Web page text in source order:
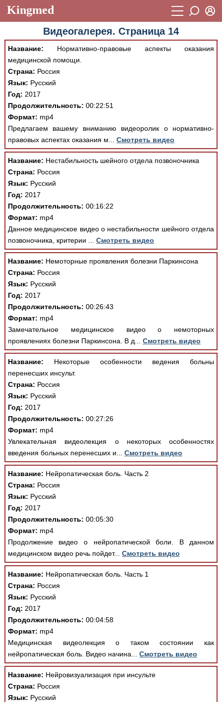
Kingmed
Учебный материал
Видеогалерея 899
Фотогалерея
Истории болезней
Лекции и презентации
Аккредитационные тесты (6)
Методические рекомендации 1050
Научно-популярное
Статьи
Новости (244)
Медицинская стандартизация
Нормативы экстренной и неотложной помощи
Нормы лабораторных и инструментальных
исследований
Обратная связь
Добавить материал
FAQ
Логин (E-mail):
Пароль
Восстановить пароль
Вход
Видеогалерея. Страница 14
Название: Нормативно-правовые аспекты оказания
медицинской помощи.
Страна: Россия
Язык: Русский
Год: 2017
Продолжительность: 00:22:51
Формат: mp4
Предлагаем вашему вниманию видеоролик о нормативно-
правовых аспектах оказания м... Смотреть видео
Название: Нестабильность шейного отдела позвоночника
Страна: Россия
Язык: Русский
Год: 2017
Продолжительность: 00:16:22
Формат: mp4
Данное медицинское видео о нестабильности шейного отдела
позвоночника, критерии ... Смотреть видео
Название: Немоторные проявления болезни Паркинсона
Страна: Россия
Язык: Русский
Год: 2017
Продолжительность: 00:26:43
Формат: mp4
Замечательное медицинское видео о немоторных
проявлениях болезни Паркинсона. В д... Смотреть видео
Название: Некоторые особенности ведения больны
перенесших инсульт.
Страна: Россия
Язык: Русский
Год: 2017
Продолжительность: 00:27:26
Формат: mp4
Увлекательная видеолекция о некоторых особенностях
введения больных перенесших и... Смотреть видео
Название: Нейропатическая боль. Часть 2
Страна: Россия
Язык: Русский
Год: 2017
Продолжительность: 00:05:30
Формат: mp4
Продолжение видео о нейропатической боли. В данном
медицинском видео речь пойдет... Смотреть видео
Название: Нейропатическая боль. Часть 1
Страна: Россия
Язык: Русский
Год: 2017
Продолжительность: 00:04:58
Формат: mp4
Медицинская видеолекция о таком состоянии как
нейропатическая боль. Видео начина... Смотреть видео
Название: Нейровизуализация при инсульте
Страна: Россия
Язык: Русский